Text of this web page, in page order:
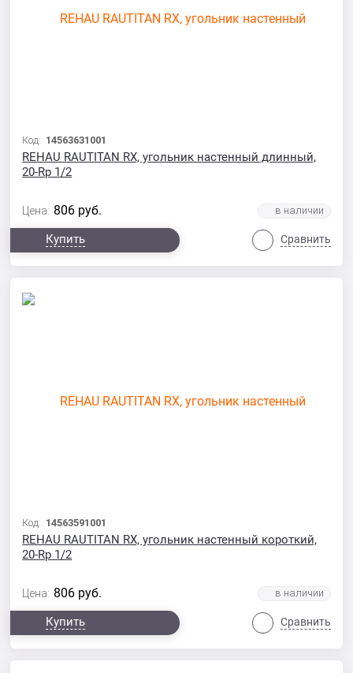
Код: 14563631001
REHAU RAUTITAN RX, угольник настенный длинный,
20-Rp 1/2
Цена: 806 руб.
Купить Сравнить
Код: 14563591001
REHAU RAUTITAN RX, угольник настенный короткий,
20-Rp 1/2
Цена: 806 руб.
Купить Сравнить